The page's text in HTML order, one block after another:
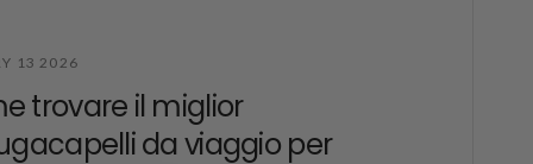
13 2026
trovare il miglior
da viaggio per